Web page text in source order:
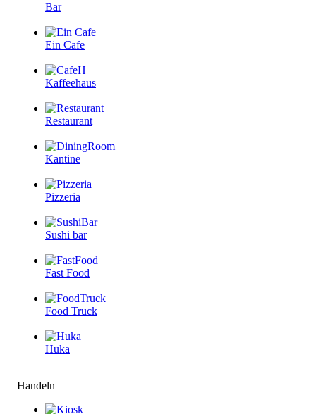
Bar
Ein Cafe
Kaffeehaus
Restaurant
Kantine
Pizzeria
Sushi bar
Fast Food
Food Truck
Huka
Handeln